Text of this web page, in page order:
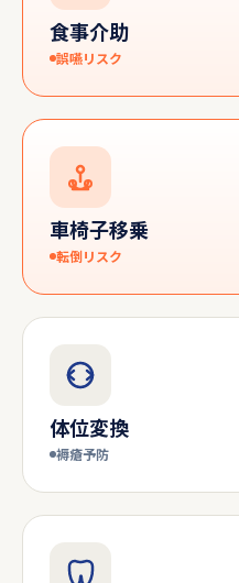
食事介助
誤嚥リスク
車椅子移乗
転倒リスク
体位変換
褥瘡予防